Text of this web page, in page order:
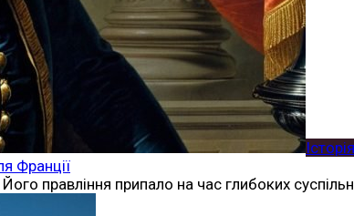
Історія
Франції
правління припало на час глибоких